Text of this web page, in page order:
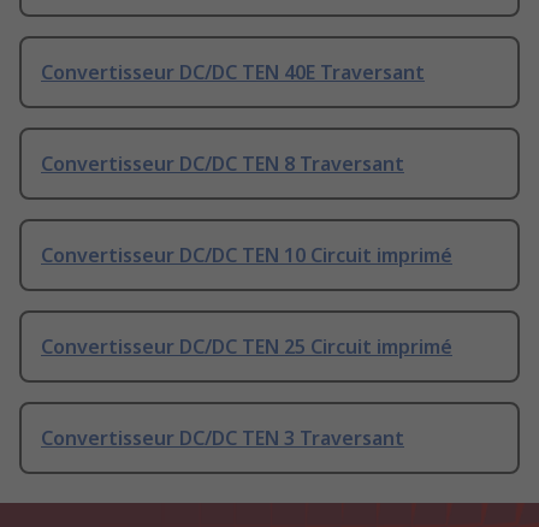
Convertisseur DC/DC TEN 40E Traversant
Convertisseur DC/DC TEN 8 Traversant
Convertisseur DC/DC TEN 10 Circuit imprimé
Convertisseur DC/DC TEN 25 Circuit imprimé
Convertisseur DC/DC TEN 3 Traversant